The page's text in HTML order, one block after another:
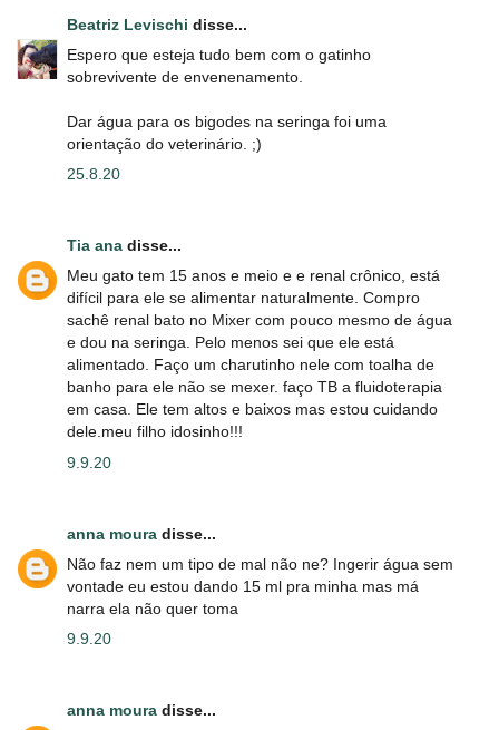
Beatriz Levischi disse...
Espero que esteja tudo bem com o gatinho
sobrevivente de envenenamento.
Dar água para os bigodes na seringa foi uma
orientação do veterinário. ;)
25.8.20
Tia ana disse...
Meu gato tem 15 anos e meio e e renal crônico, está
difícil para ele se alimentar naturalmente. Compro
sachê renal bato no Mixer com pouco mesmo de água
e dou na seringa. Pelo menos sei que ele está
alimentado. Faço um charutinho nele com toalha de
banho para ele não se mexer. faço TB a fluidoterapia
em casa. Ele tem altos e baixos mas estou cuidando
dele.meu filho idosinho!!!
9.9.20
anna moura disse...
Não faz nem um tipo de mal não ne? Ingerir água sem
vontade eu estou dando 15 ml pra minha mas má
narra ela não quer toma
9.9.20
anna moura disse...